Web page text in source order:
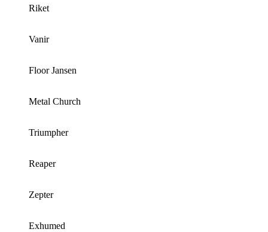
Riket
Vanir
Floor Jansen
Metal Church
Triumpher
Reaper
Zepter
Exhumed